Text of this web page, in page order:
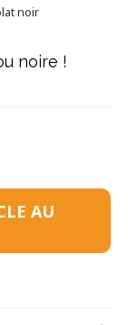
noir
noire !
AU